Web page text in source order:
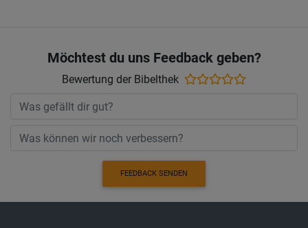
Möchtest du uns Feedback geben?
Bewertung der Bibelthek
FEEDBACK SENDEN